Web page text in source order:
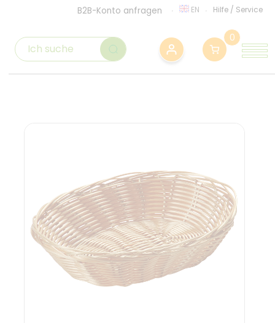
B2B-Konto anfragen EN Hilfe / Service
0